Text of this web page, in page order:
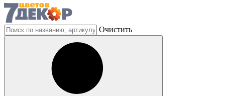
Очистить